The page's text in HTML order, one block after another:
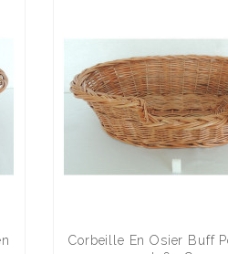
Corbeille En Osier Buff